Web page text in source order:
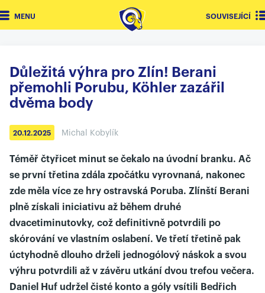
MENU SOUVISEJÍCÍ
Důležitá výhra pro Zlín! Berani
přemohli Porubu, Köhler zazářil
dvěma body
20.12.2025 Michal Kobylík
Téměř čtyřicet minut se čekalo na úvodní branku. Ač
se první třetina zdála zpočátku vyrovnaná, nakonec
zde měla více ze hry ostravská Poruba. Zlínští Berani
plně získali iniciativu až během druhé
dvacetiminutovky, což definitivně potvrdili po
skórování ve vlastním oslabení. Ve třetí třetině pak
úctyhodně dlouho drželi jednogólový náskok a svou
výhru potvrdili až v závěru utkání dvou trefou večera.
Daniel Huf udržel čisté konto a góly vsítili Bedřich